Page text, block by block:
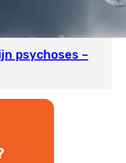
psychoses –